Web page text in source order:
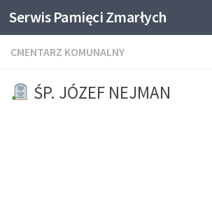
Skip to content
Serwis Pamięci Zmarłych
CMENTARZ KOMUNALNY
ŚP. JÓZEF NEJMAN